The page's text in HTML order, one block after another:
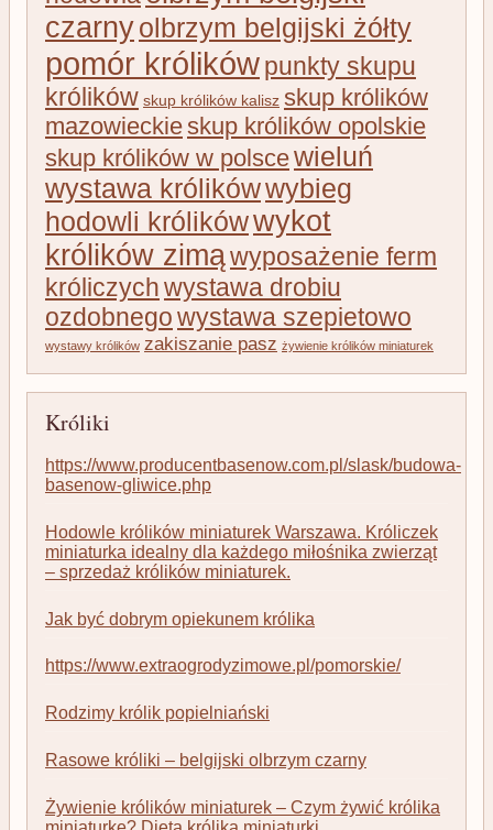
czarnyolbrzym belgijski żółty
pomór królikówpunkty skupu
królików skup królików kalisz skup królików
mazowieckieskup królików opolskie
skup królików w polscewieluń
wystawa królikówwybieg
hodowli królikówwykot
królików zimąwyposażenie ferm
króliczychwystawa drobiu
ozdobnegowystawa szepietowo
wystawy królików zakiszanie pasz żywienie królików miniaturek
Króliki
https://www.producentbasenow.com.pl/slask/budowa-
basenow-gliwice.php
Hodowle królików miniaturek Warszawa. Króliczek
miniaturka idealny dla każdego miłośnika zwierząt
– sprzedaż królików miniaturek.
Jak być dobrym opiekunem królika
https://www.extraogrodyzimowe.pl/pomorskie/
Rodzimy królik popielniański
Rasowe króliki – belgijski olbrzym czarny
Żywienie królików miniaturek – Czym żywić królika